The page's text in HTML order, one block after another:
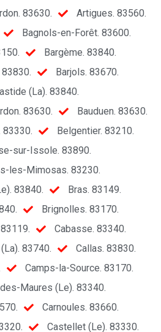
83630.
Artigues. 83560.
Bagnols-en-Forêt. 83600.
Bargème. 83840.
Barjols. 83670.
(La). 83840.
83630.
Bauduen. 83630.
83330.
Belgentier. 83210.
sur-Issole. 83890.
les-Mimosas. 83230.
83840.
Bras. 83149.
Brignolles. 83170.
Cabasse. 83340.
83740.
Callas. 83830.
Camps-la-Source. 83170.
Maures (Le). 83340.
Carnoules. 83660.
Castellet (Le). 83330.